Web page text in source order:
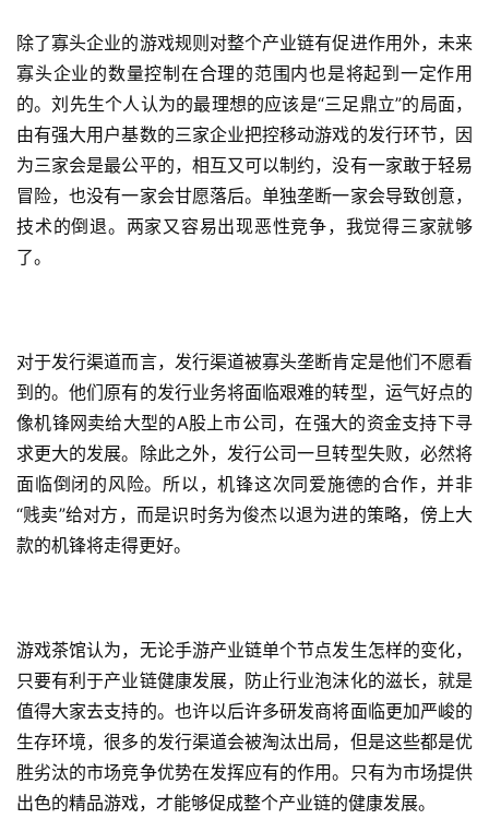
单
机
游
戏
休
闲
游
0
2
5
第
十
三
届
金
7
月
3
0
除了寡头企业的游戏规则对整个产业链有促进作用外，未来
寡头企业的数量控制在合理的范围内也是将起到一定作用
的。刘先生个人认为的最理想的应该是“三足鼎立”的局面，
由有强大用户基数的三家企业把控移动游戏的发行环节，因
为三家会是最公平的，相互又可以制约，没有一家敢于轻易
冒险，也没有一家会甘愿落后。单独垄断一家会导致创意，
技术的倒退。两家又容易出现恶性竞争，我觉得三家就够
了。
对于发行渠道而言，发行渠道被寡头垄断肯定是他们不愿看
到的。他们原有的发行业务将面临艰难的转型，运气好点的
像机锋网卖给大型的A股上市公司，在强大的资金支持下寻
求更大的发展。除此之外，发行公司一旦转型失败，必然将
面临倒闭的风险。所以，机锋这次同爱施德的合作，并非
“贱卖”给对方，而是识时务为俊杰以退为进的策略，傍上大
款的机锋将走得更好。
游戏茶馆认为，无论手游产业链单个节点发生怎样的变化，
只要有利于产业链健康发展，防止行业泡沫化的滋长，就是
值得大家去支持的。也许以后许多研发商将面临更加严峻的
生存环境，很多的发行渠道会被淘汰出局，但是这些都是优
胜劣汰的市场竞争优势在发挥应有的作用。只有为市场提供
出色的精品游戏，才能够促成整个产业链的健康发展。